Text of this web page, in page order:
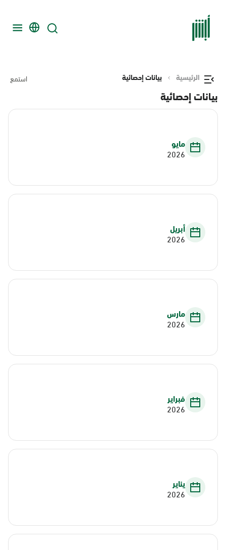
الرئيسية بيانات إحصائية استمع
بيانات إحصائية
مايو
2026
أبريل
2026
مارس
2026
فبراير
2026
يناير
2026